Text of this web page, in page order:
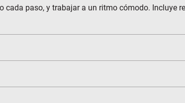
cada paso, y trabajar a un ritmo cómodo. Incluye